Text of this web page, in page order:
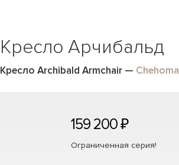
Кресло Арчибальд
Кресло Archibald Armchair — Chehoma
159 200 ₽
Ограниченная серия!